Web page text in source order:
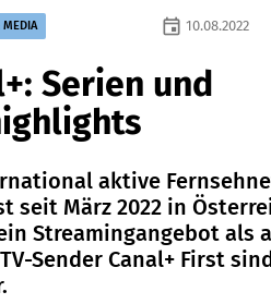
MEDIA event 10.08.2022
Serien und
aktive
seit März 2022 in
Streamingangebot als
Sender Canal+ First